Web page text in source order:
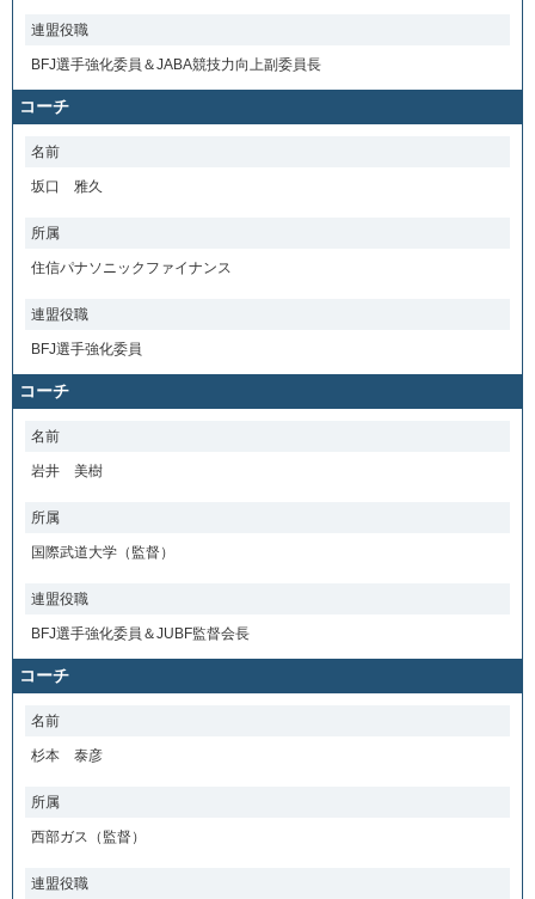
連盟役職
BFJ選手強化委員＆JABA競技力向上副委員長
コーチ
名前
坂口 雅久
所属
住信パナソニックファイナンス
連盟役職
BFJ選手強化委員
コーチ
名前
岩井 美樹
所属
国際武道大学（監督）
連盟役職
BFJ選手強化委員＆JUBF監督会長
コーチ
名前
杉本 泰彦
所属
西部ガス（監督）
連盟役職